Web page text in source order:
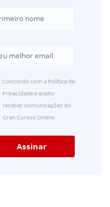
Concordo com a Política de
Privacidade e aceito
receber comunicações do
Gran Cursos Online.